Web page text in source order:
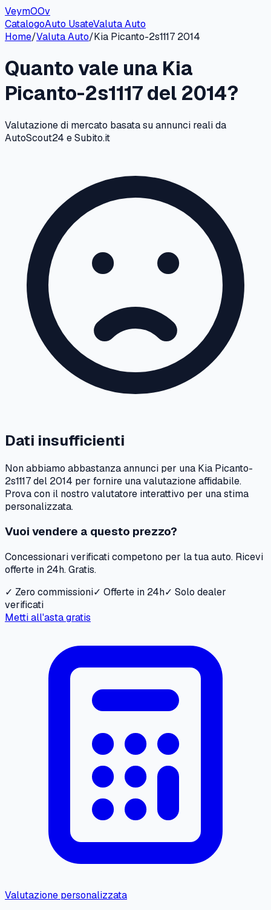
VeymOOv
CatalogoAuto UsateValuta Auto
Home/Valuta Auto/Kia Picanto-2s1117 2014
Quanto vale una Kia
Picanto-2s1117del 2014?
Valutazione di mercato basata su annunci reali da
AutoScout24 e Subito.it
Dati insufficienti
Non abbiamo abbastanza annunci per una Kia Picanto-
2s1117del 2014 per fornire una valutazione affidabile.
Prova con il nostro valutatore interattivo per una stima
personalizzata.
Vuoi vendere a questo prezzo?
Concessionari verificati competono per la tua auto. Ricevi
offerte in 24h. Gratis.
✓ Zero commissioni✓ Offerte in 24h✓ Solo dealer
verificati
Metti all'asta gratis
Valutazione personalizzata